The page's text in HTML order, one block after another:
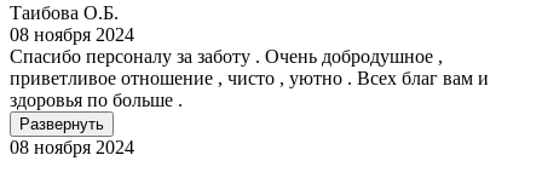
Таибова О.Б.
08 ноября 2024
Спасибо персоналу за заботу . Очень добродушное ,
приветливое отношение , чисто , уютно . Всех благ вам и
здоровья по больше .
Развернуть
08 ноября 2024